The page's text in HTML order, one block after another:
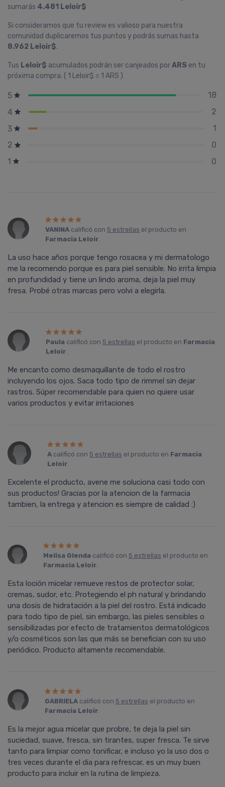
sumarás 4.481 Leloir$
Si consideramos que tu review es valioso para nuestra
comunidad duplicaremos tus puntos y podrás sumas hasta
8.962 Leloir$.
Tus Leloir$ acumulados podrán ser canjeados porARS en tu
próxima compra. ( 1 Leloir$ = 1 ARS )
5
18
4
2
3
1
2
0
1
0
VANINA calificó con 5 estrellas el producto en
Farmacia Leloir.
La uso hace años porque tengo rosacea y mi dermatologo
me la recomendo porque es para piel sensible. No irrita limpia
en profundidad y tiene un lindo aroma, deja la piel muy
fresa. Probé otras marcas pero volvi a elegirla.
Paula calificó con 5 estrellas el producto en Farmacia
Leloir.
Me encanto como desmaquillante de todo el rostro
incluyendo los ojos. Saca todo tipo de rimmel sin dejar
rastros. Súper recomendable para quien no quiere usar
varios productos y evitar irritaciones
A calificó con 5 estrellas el producto en Farmacia
Leloir.
Excelente el producto, avene me soluciona casi todo con
sus productos! Gracias por la atencion de la farmacia
tambien, la entrega y atencion es siempre de calidad :)
Melisa Glenda calificó con 5 estrellas el producto en
Farmacia Leloir.
Esta loción micelar remueve restos de protector solar,
cremas, sudor, etc. Protegiendo el ph natural y brindando
una dosis de hidratación a la piel del rostro. Está indicado
para todo tipo de piel, sin embargo, las pieles sensibles o
sensibilizadas por efecto de tratamientos dermatológicos
y/o cosméticos son las que más se benefician con su uso
periódico. Producto altamente recomendable.
GABRIELAcalificó con 5 estrellas el producto en
Farmacia Leloir.
Es la mejor agua micelar que probre, te deja la piel sin
suciedad, suave, fresca, sin tirantes, super fresca. Te sirve
tanto para limpiar como tonificar, e incluso yo la uso dos o
tres veces durante el dia para refrescar, es un muy buen
producto para incluir en la rutina de limpieza.